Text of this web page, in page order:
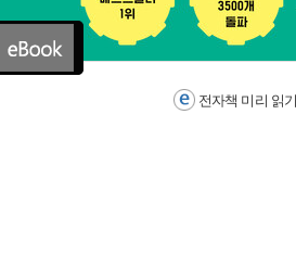
전자책 미리 읽기